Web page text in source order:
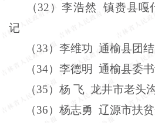
（32 ）李浩然
镇赉县嘎
记
（33）李维功 通榆县团
（34）李德明
通榆县委
（35）杨 飞 龙井市老头
（36）杨志勇 辽源市扶